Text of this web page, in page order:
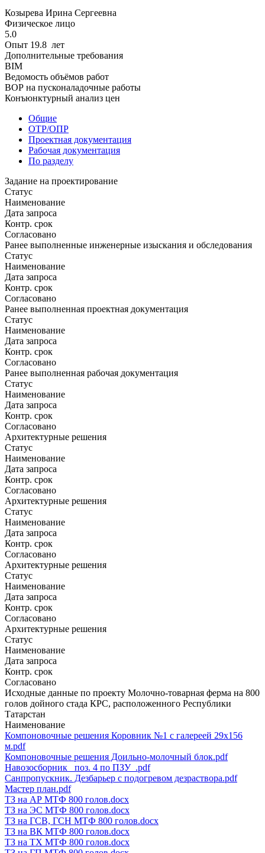
Козырева Ирина Сергеевна
Физическое лицо
5.0
Опыт 19.8 лет
Дополнительные требования
BIM
Ведомость объёмов работ
ВОР на пусконаладочные работы
Конъюнктурный анализ цен
Общие
ОТР/ОПР
Проектная документация
Рабочая документация
По разделу
Задание на проектирование
Статус
Наименование
Дата запроса
Контр. срок
Согласовано
Ранее выполненные инженерные изыскания и обследования
Статус
Наименование
Дата запроса
Контр. срок
Согласовано
Ранее выполненная проектная документация
Статус
Наименование
Дата запроса
Контр. срок
Согласовано
Ранее выполненная рабочая документация
Статус
Наименование
Дата запроса
Контр. срок
Согласовано
Архитектурные решения
Статус
Наименование
Дата запроса
Контр. срок
Согласовано
Архитектурные решения
Статус
Наименование
Дата запроса
Контр. срок
Согласовано
Архитектурные решения
Статус
Наименование
Дата запроса
Контр. срок
Согласовано
Архитектурные решения
Статус
Наименование
Дата запроса
Контр. срок
Согласовано
Исходные данные по проекту Молочно-товарная ферма на 800
голов дойного стада КРС, расположенного Республики
Татарстан
Наименование
Компоновочные решения Коровник №1 с галереей 29х156
м.pdf
Компоновочные решения Доильно-молочный блок.pdf
Навозосборник _поз. 4 по ПЗУ_.pdf
Санпропускник. Дезбарьер с подогревом дезраствора.pdf
Мастер план.pdf
ТЗ на АР МТФ 800 голов.docx
ТЗ на ЭС МТФ 800 голов.docx
ТЗ на ГСВ, ГСН МТФ 800 голов.docx
ТЗ на ВК МТФ 800 голов.docx
ТЗ на ТХ МТФ 800 голов.docx